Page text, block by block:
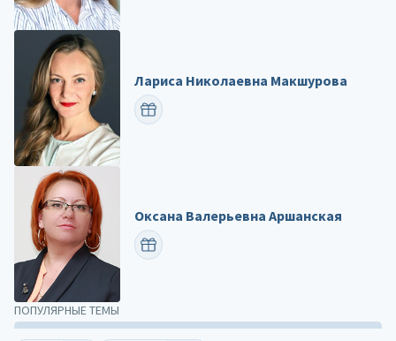
ПОПУЛЯРНЫЕ ТЕМЫ
Лариса Николаевна Макшурова
ПОЗДРАВИТЬ
Оксана Валерьевна Аршанская
ПОЗДРАВИТЬ